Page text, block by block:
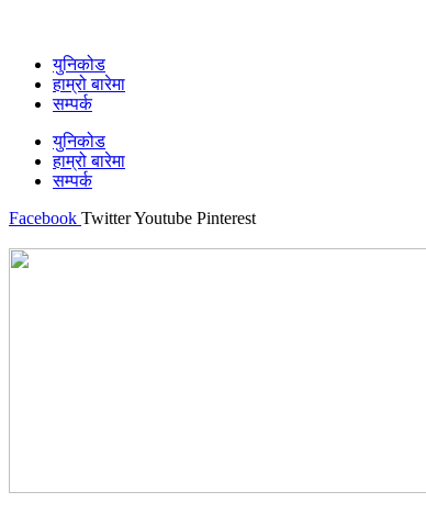
युनिकोड
हाम्रो बारेमा
सम्पर्क
युनिकोड
हाम्रो बारेमा
सम्पर्क
Facebook TwitterYoutube Pinterest